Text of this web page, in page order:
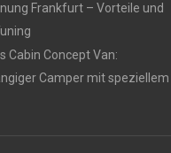
Frankfurt – Vorteile und
Cabin Concept Van:
Camper mit speziellem